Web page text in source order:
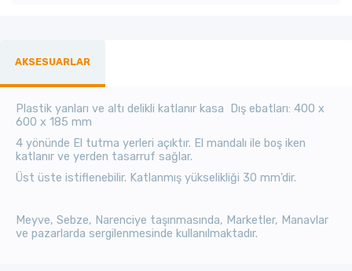
AKSESUARLAR
Plastik yanları ve altı delikli katlanır kasa Dış ebatları: 400 x
600 x 185 mm
4 yönünde El tutma yerleri açıktır. El mandalı ile boş iken
katlanır ve yerden tasarruf sağlar.
Üst üste istiflenebilir. Katlanmış yükselikliği 30 mm'dir.
Meyve, Sebze, Narenciye taşınmasında, Marketler, Manavlar
ve pazarlarda sergilenmesinde kullanılmaktadır.